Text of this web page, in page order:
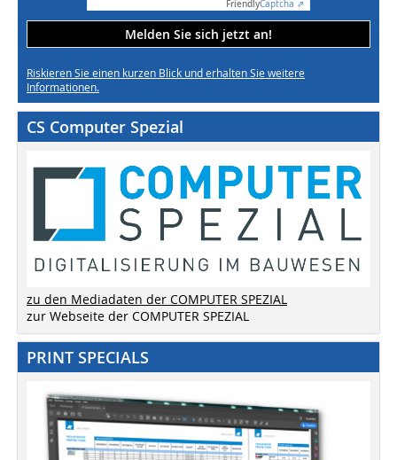
FriendlyCaptcha ⇗
Melden Sie sich jetzt an!
Riskieren Sie einen kurzen Blick und erhalten Sie weitere
Informationen.
CS Computer Spezial
zu den Mediadaten der COMPUTER SPEZIAL
zur Webseite der COMPUTER SPEZIAL
PRINT SPECIALS